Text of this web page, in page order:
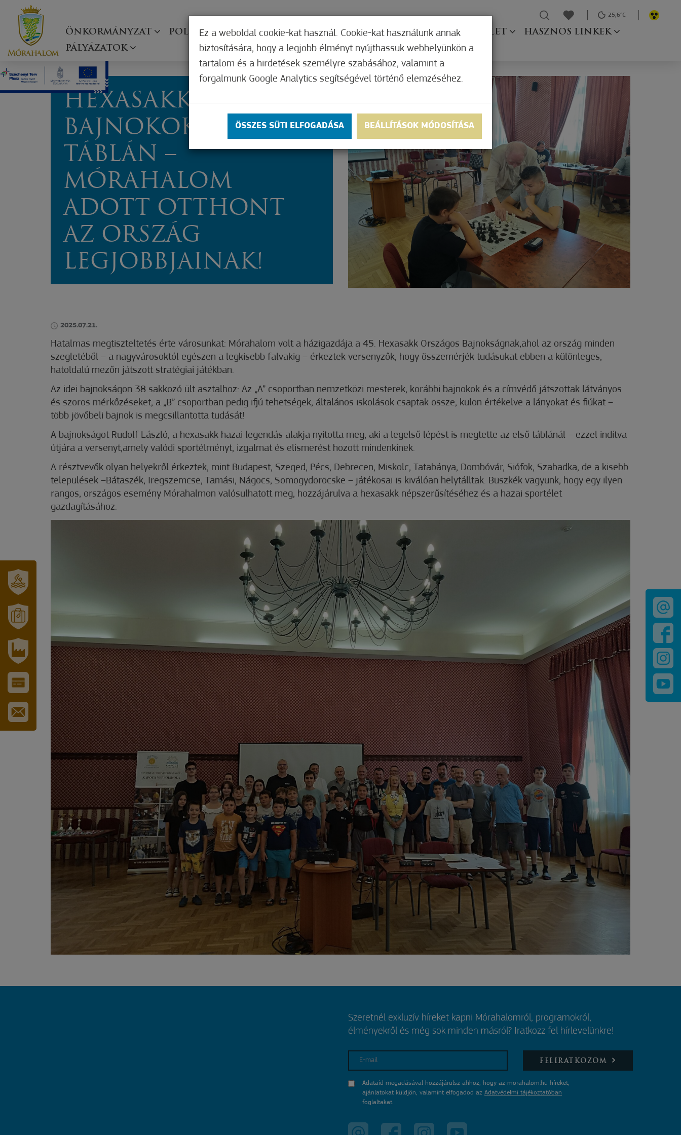
ERZSÉBET
GYÓGYFÜRDŐ
TURISZTIKA
PARK
ÉS
TURISZTIKAI
KÁRTYA
IRATKOZZON
HÍRLEVELÜNKRE
ÖNKORMÁNYZAT POLGÁRMESTERI HIVATAL INTÉZMÉNYEK KÉPVISELŐ TESTÜLET
HASZNOS LINKEK
PÁLYÁZATOK
25,6°C
HEXASAKK
BAJNOKOK A
TÁBLÁN –
MÓRAHALOM
ADOTT OTTHONT
AZ ORSZÁG
LEGJOBBJAINAK!
2025.07.21.
Hatalmas megtiszteltetés érte városunkat: Mórahalom volt a házigazdája a 45. Hexasakk Országos Bajnokságnak,ahol az ország minden
szegletéből – a nagyvárosoktól egészen a legkisebb falvakig – érkeztek versenyzők, hogy összemérjék tudásukat ebben a különleges,
hatoldalú mezőn játszott stratégiai játékban.
Az idei bajnokságon 38 sakkozó ült asztalhoz: Az „A” csoportban nemzetközi mesterek, korábbi bajnokok és a címvédő játszottak látványos
és szoros mérkőzéseket, a „B” csoportban pedig ifjú tehetségek, általános iskolások csaptak össze, külön értékelve a lányokat és fiúkat –
több jövőbeli bajnok is megcsillantotta tudását!
A bajnokságot Rudolf László, a hexasakk hazai legendás alakja nyitotta meg, aki a legelső lépést is megtette az első táblánál – ezzel indítva
útjára a versenyt,amely valódi sportélményt, izgalmat és elismerést hozott mindenkinek.
A résztvevők olyan helyekről érkeztek, mint Budapest, Szeged, Pécs, Debrecen, Miskolc, Tatabánya, Dombóvár, Siófok, Szabadka, de a kisebb
települések –Bátaszék, Iregszemcse, Tamási, Nágocs, Somogydöröcske – játékosai is kiválóan helytálltak. Büszkék vagyunk, hogy egy ilyen
rangos, országos esemény Mórahalmon valósulhatott meg, hozzájárulva a hexasakk népszerűsítéséhez és a hazai sportélet
gazdagításához.
Ez a weboldal cookie-kat használ. Cookie-kat használunk annak
biztosítására, hogy a legjobb élményt nyújthassuk webhelyünkön a
tartalom és a hirdetések személyre szabásához, valamint a
forgalmunk Google Analytics segítségével történő elemzéséhez.
ÖSSZES SÜTI ELFOGADÁSA BEÁLLÍTÁSOK MÓDOSÍTÁSA
Szeretnél exkluzív híreket kapni Mórahalomról, programokról,
élményekről és még sok minden másról? Iratkozz fel hírlevelünkre!
E-mail
FELIRATKOZOM
Adataid megadásával hozzájárulsz ahhoz, hogy az morahalom.hu híreket,
ajánlatokat küldjön, valamint elfogadod az Adatvédelmi tájékoztatóban
foglaltakat.